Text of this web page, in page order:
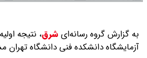
به گزارش گروه رسانه‌ایشرق، نتیجه
آزمایشگاه دانشکده فنی دانشگاه